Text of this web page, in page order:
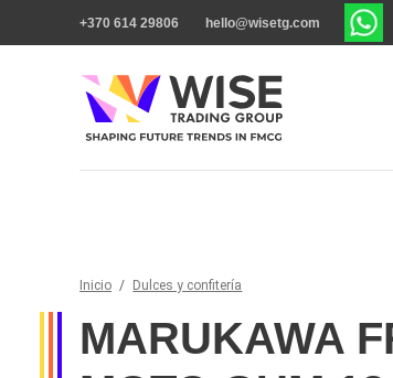
+370 614 29806 hello@wisetg.com
Inicio / Dulces y confitería
MARUKAWA